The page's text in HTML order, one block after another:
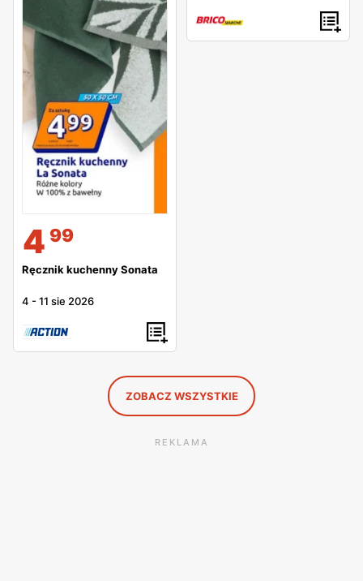
4 99
Ręcznik kuchenny Sonata
4 -11 sie 2026
ZOBACZ WSZYSTKIE
REKLAMA